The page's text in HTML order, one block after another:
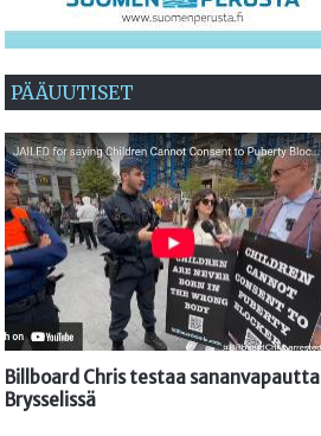
PÄÄUUTISET
Billboard Chris testaa sananvapautta
Brysselissä